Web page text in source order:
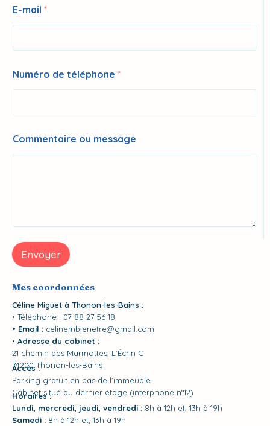
l
*E-mail *
Numéro de téléphone *
Commentaire ou message
Envoyer
Mes coordonnées
Céline Miguet à Thonon-les-Bains :
• Téléphone : 07 88 27 56 18
• Email : celinembienetre@gmail.com
• Adresse du cabinet :
21 chemin des Marmottes, L’Écrin C
74200 Thonon-les-Bains
Accès :
Parking gratuit en bas de l’immeuble
Cabinet situé au dernier étage (interphone n°12)
Horaires :
Lundi, mercredi, jeudi, vendredi : 8h à 12h et, 13h à 19h
Samedi : 8h à 12h et, 13h à 19h